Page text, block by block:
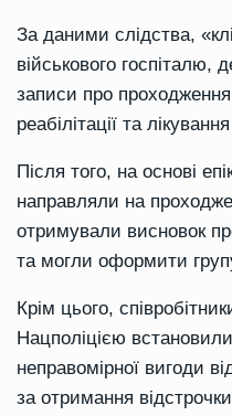
За даними слідства,
військового госпіталю,
записи про проходження
реабілітації та
Після того, на основі
направляли на
отримували висновок
та могли оформити
Крім цього,
Нацполіцією
неправомірної вигоди
за отримання